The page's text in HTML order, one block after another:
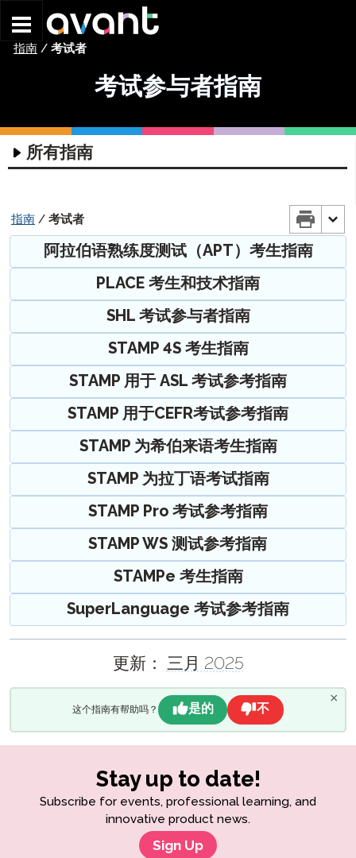
指南 / 考试者
考试参与者指南
所有指南
评估技术指南
耳机指南
编写输入指南
编写输入指南
ChromeOS – 虚拟键盘指南
Mac电脑 – 虚拟键盘使用说明
Windows 10 – 虚拟键盘指南
协调员指南
入门指南
STAMP 入门指南
STAMP WS 入门指南
STAMPe 入门指南
SuperLanguage 入门指南
阿拉伯语熟练度测试（APT）入门指南
STAMP 团队排班指南
个人资料指南
STAMP 个人资料指南
STAMPe 个人资料指南
STAMP 用于CEFR个人能力描述指南
SuperLanguage 测试参与者资料指南
STAMP 监考指南
STAMP WS 监考指南
STAMPe 监考指南
SHL 监考指南
APT 监考指南
SuperLanguage 监考指南
报告指南
STAMP 报告指南
STAMP WS报告指南
STAMPe 报告指南
PLACE 报告指南
SuperLanguage报告指南
SHL报告指南
阿拉伯语熟练度测试（APT）报告指南
自我评估指南
STAMP WS 自我评估指南
PLACE 自我评估指南
SuperLanguage 自我评估指南
手写写作部分指南
STAMP 手写部分指南
STAMPe 手写写作部分指南
SuperLanguage手写写作部分指南
APT 手写写作部分
刻度分数指南
STAMP 标准化分数指南
STAMPe 标准化分数指南
STAMP 用于CEFR标度分数指南
考试参与者指南
STAMP 4S 考试参考指南
STAMP WS测试参考指南
STAMPe 考生指南
STAMP 用于CEFR考试参考指南
STAMP Pro 考试参考指南
STAMP 用于 ASL 考试参考指南
STAMP 为希伯来语考试者指南
STAMP 为拉丁语考试者指南
PLACE 考生和技术指南
SuperLanguage 考试参考指南
SHL 测试参与者指南
阿拉伯语熟练度测试（APT）考生指南
家长指南
STAMP 4S家长指南
STAMP WS家长指南
STAMPe 家长指南
STAMP 为 ASL 父母指南
STAMP 为希伯来语家长指南
STAMP 为拉丁语家长指南
基准 & 评分指南
STAMP,
STAMP 适用于 ASL,
和 SuperLanguage
SHL
STAMP 适用于CEFR
建议的放置级别
确定位置与PLACE
SHL 建议的安置级别
提升指南
教师提升指南
AvantProctor
考试者指南
考试者技术指南
Avant ADVANCE 用户界面：可以期待什么
Avant ADVANCE 技术指南
ADVANCE 常见问题解答
STAMP 常见问题解答
STAMP WS 常见问题解答
STAMPe 常见问题解答
PLACE 常见问题解答
SHL 常见问题解答
样本测试
指南 / 考试者
阿拉伯语熟练度测试（APT）考生指南
PLACE 考生和技术指南
SHL 考试参与者指南
STAMP 4S 考生指南
STAMP 用于 ASL 考试参考指南
STAMP 用于CEFR考试参考指南
STAMP 为希伯来语考生指南
STAMP 为拉丁语考试指南
STAMP Pro 考试参考指南
STAMP WS 测试参考指南
STAMPe 考生指南
SuperLanguage 考试参考指南
更新： 三月 2025
这个指南有帮助吗？ 是的 不
×
Stay up to date!
Subscribe for events, professional learning, and
innovative product news.
Sign Up